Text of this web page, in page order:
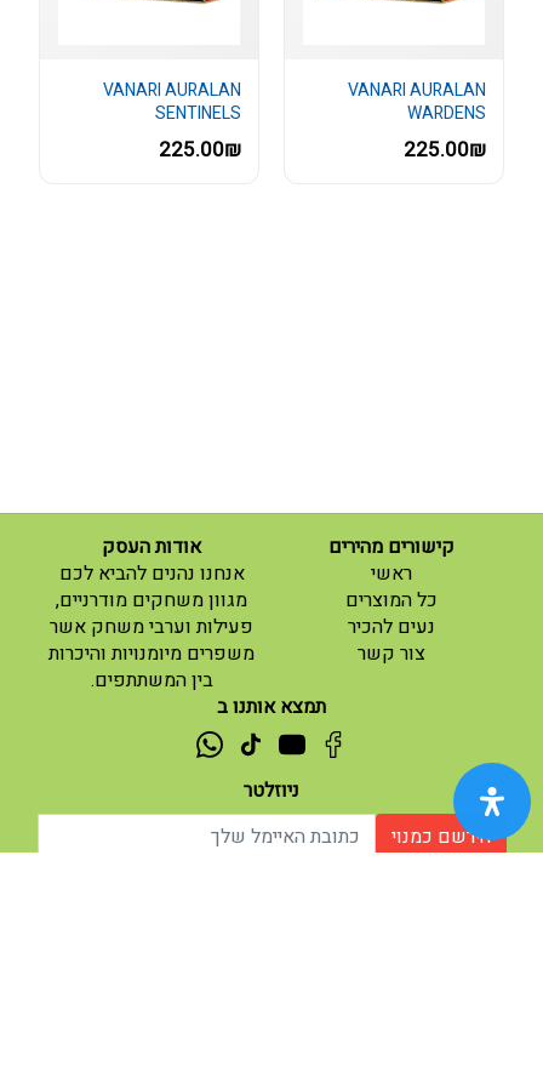
VANARI AURALAN
WARDENS
225.00₪
VANARI AURALAN
SENTINELS
225.00₪
קישורים מהירים
ראשי
(current)
כל המוצרים
נעים להכיר
צור קשר
(current)
אודות העסק
אנחנו נהנים להביא לכם
מגוון משחקים מודרניים,
פעילות וערבי משחק אשר
משפרים מיומנויות והיכרות
בין המשתתפים.
תמצא אותנו ב
ניוזלטר
הירשם כמנוי